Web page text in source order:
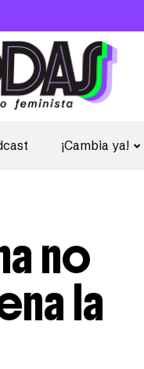
¡Cambia ya!
no
la